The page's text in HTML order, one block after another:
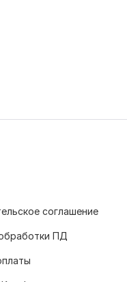
соглашение
ПД